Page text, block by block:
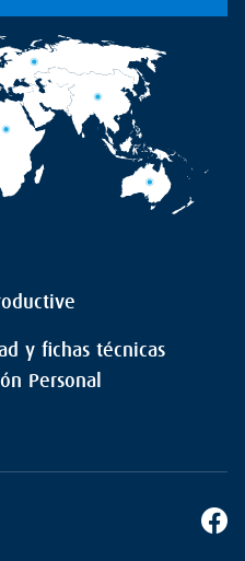
y fichas técnicas
Personal